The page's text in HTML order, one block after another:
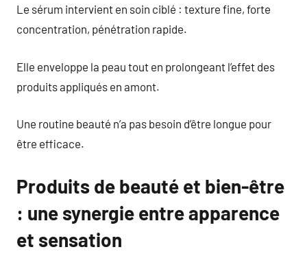
Le sérum intervient en soin ciblé : texture fine, forte
concentration, pénétration rapide.
Elle enveloppe la peau tout en prolongeant l’effet des
produits appliqués en amont.
Une routine beauté n’a pas besoin d’être longue pour
être efficace.
Produits de beauté et bien-être
: une synergie entre apparence
et sensation